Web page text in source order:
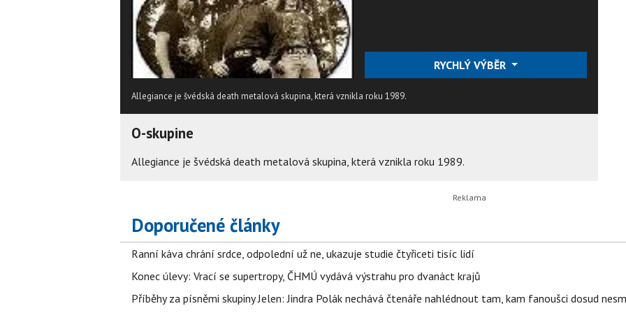
RYCHLÝ VÝBĚR
Allegiance je švédská death metalová skupina, která vznikla roku 1989.
O-skupine
Allegiance je švédská death metalová skupina, která vznikla roku 1989.
Doporučené články
Ranní káva chrání srdce, odpolední už ne, ukazuje studie čtyřiceti tisíc lidí
Konec úlevy: Vrací se supertropy, ČHMÚ vydává výstrahu pro dvanáct krajů
Příběhy za písněmi skupiny Jelen: Jindra Polák nechává čtenáře nahlédnout tam, kam fanoušci dosud